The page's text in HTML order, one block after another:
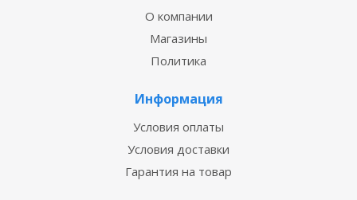
О компании
Магазины
Политика
Информация
Условия оплаты
Условия доставки
Гарантия на товар